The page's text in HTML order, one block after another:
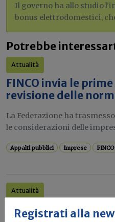
Il governo ha allo studio
bonus elettrodomestici,
Potrebbe
Attualità
FINCO invia le
revisione delle
La Federazione ha
le considerazioni delle
Appalti pubblici Imprese FINCO
Attualità
Edilizia lombarda,
Registrati alla